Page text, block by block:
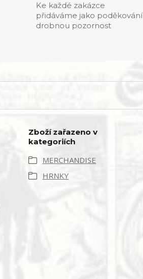
Ke každé zakázce
přidáváme jako poděkování
drobnou pozornost
Zboží zařazeno v
kategoriích
MERCHANDISE
HRNKY